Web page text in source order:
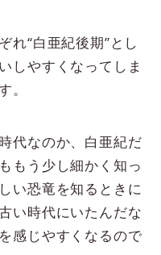
れ“白亜紀後期”とし
しやすくなってしま
。
代なのか、白亜紀だ
もう少し細かく知っ
い恐竜を知るときに
い時代にいたんだな
感じやすくなるので